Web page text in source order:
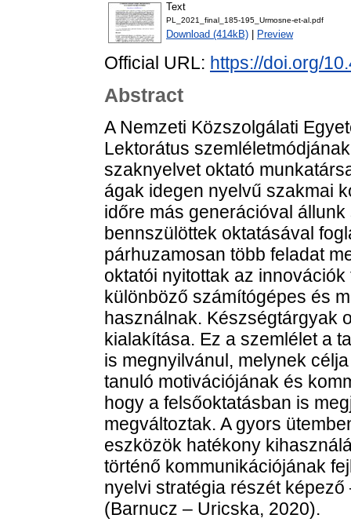
Text
PL_2021_final_185-195_Urmosne-et-al.pdf
Download (414kB) Preview
Official URL: https://doi.org/
Abstract
A Nemzeti Közszolgálati
Lektorátus
szaknyelvet oktató
ágak idegen nyelvű szakmai
időre más generációval
bennszülöttek oktatásával
párhuzamosan több feladat
oktatói nyitottak az
különböző számítógépes és
használnak. Készségtárgyak
kialakítása. Ez a szemlélet a
is megnyilvánul, melynek
tanuló motivációjának és
hogy a felsőoktatásban is
megváltoztak. A gyors
eszközök hatékony
történő kommunikációjának
nyelvi stratégia részét
(Barnucz – Uricska, 2020).